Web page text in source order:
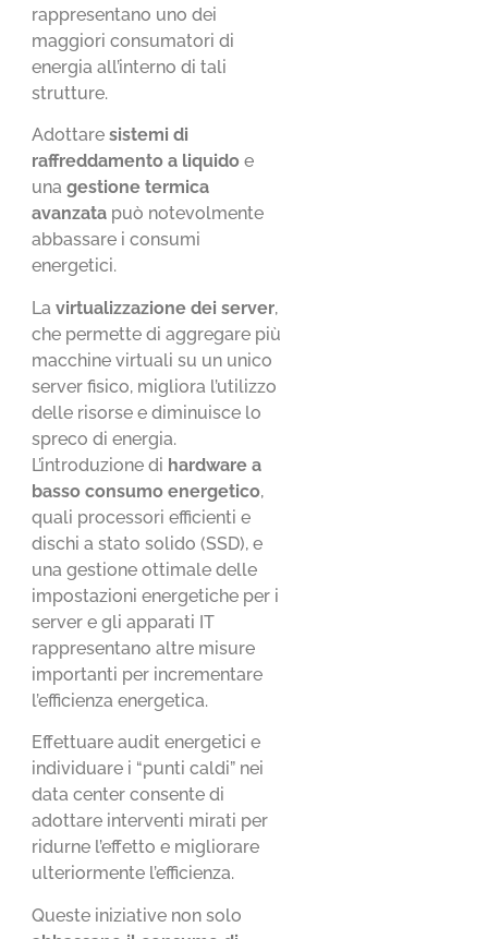
rappresentano uno dei
maggiori consumatori di
energia all’interno di tali
strutture.
Adottare sistemi di
raffreddamento a liquido e
unagestione termica
avanzata può notevolmente
abbassare i consumi
energetici.
Lavirtualizzazione dei server,
che permette di aggregare più
macchine virtuali su un unico
server fisico, migliora l’utilizzo
delle risorse e diminuisce lo
spreco di energia.
L’introduzione di hardware a
basso consumo energetico,
quali processori efficienti e
dischi a stato solido (SSD), e
una gestione ottimale delle
impostazioni energetiche per i
server e gli apparati IT
rappresentano altre misure
importanti per incrementare
l’efficienza energetica.
Effettuare audit energetici e
individuare i “punti caldi” nei
data center consente di
adottare interventi mirati per
ridurne l’effetto e migliorare
ulteriormente l’efficienza.
Queste iniziative non solo